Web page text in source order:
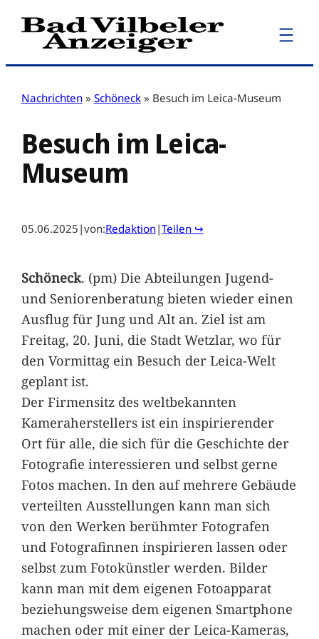
Zum
Inhalt
Nachrichten » Schöneck » Besuch im Leica-Museum
Besuch im Leica-
Museum
05.06.2025 |von:Redaktion|Teilen ↪
Schöneck. (pm) Die Abteilungen Jugend-
und Seniorenberatung bieten wieder einen
Ausflug für Jung und Alt an. Ziel ist am
Freitag, 20. Juni, die Stadt Wetzlar, wo für
den Vormittag ein Besuch der Leica-Welt
geplant ist.
Der Firmensitz des weltbekannten
Kameraherstellers ist ein inspirierender
Ort für alle, die sich für die Geschichte der
Fotografie interessieren und selbst gerne
Fotos machen. In den auf mehrere Gebäude
verteilten Ausstellungen kann man sich
von den Werken berühmter Fotografen
und Fotografinnen inspirieren lassen oder
selbst zum Fotokünstler werden. Bilder
kann man mit dem eigenen Fotoapparat
beziehungsweise dem eigenen Smartphone
machen oder mit einer der Leica-Kameras,